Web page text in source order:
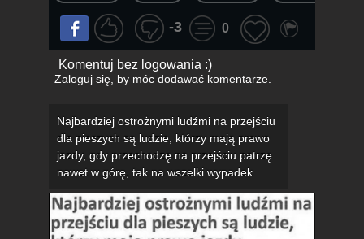
-3 0
Komentuj bez logowania :)
Zaloguj się, by móc dodawać komentarze.
Najbardziej ostrożnymi ludźmi na przejściu
dla pieszych są ludzie, którzy mają prawo
jazdy, gdy przechodzę na przejściu patrzę
nawet w górę, tak na wszelki wypadek